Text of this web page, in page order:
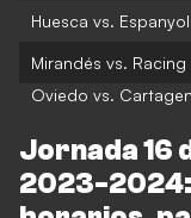
Huesca vs. Espanyol
Mirandés vs. Racing
Oviedo vs.
Jornada 16
2023-2024: